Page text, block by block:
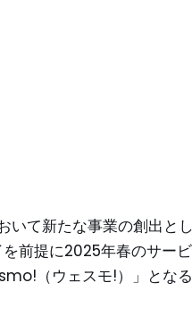
いて新たな事業の創出と
前提に2025年春のサー
（ウェスモ!）」となる